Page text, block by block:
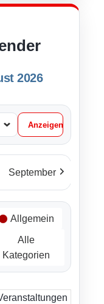
2026
September
Allgemein
Alle
Kategorien